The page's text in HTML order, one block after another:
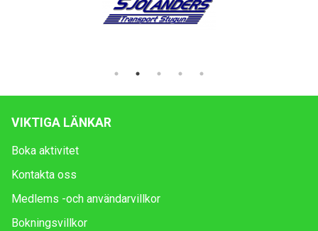
VIKTIGA LÄNKAR
Boka aktivitet
Kontakta oss
Medlems -och användarvillkor
Bokningsvillkor